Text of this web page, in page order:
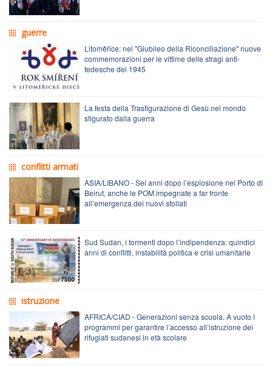
guerre
Litoměřice: nel "Giubileo della Riconciliazione" nuove
commemorazioni per le vittime delle stragi anti-
tedesche del 1945
La festa della Trasfigurazione di Gesù nel mondo
sfigurato dalla guerra
conflitti armati
ASIA/LIBANO - Sei anni dopo l’esplosione nel Porto di
Beirut, anche le POM impegnate a far fronte
all’emergenza dei nuovi sfollati
Sud Sudan, i tormenti dopo l’indipendenza: quindici
anni di conflitti, instabilità politica e crisi umanitarie
istruzione
AFRICA/CIAD - Generazioni senza scuola. A vuoto i
programmi per garantire l’accesso all’istruzione dei
rifugiati sudanesi in età scolare